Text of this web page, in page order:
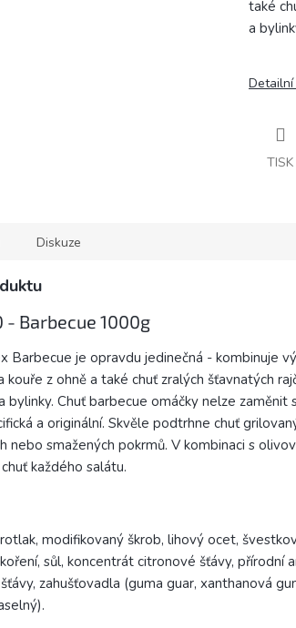
také
a
Detailní
TISK
Diskuze
- Barbecue 1000g
Barbecue je opravdu jedinečná - kombinuje
kouře z ohně a také chuť zralých šťavnatých
Chuť barbecue omáčky nelze zaměnit
a originální. Skvěle podtrhne chuť
nebo smažených pokrmů. V kombinaci s
každého salátu.
modifikovaný škrob, lihový ocet,
sůl, koncentrát citronové šťávy, přírodní
zahušťovadla (guma guar, xanthanová